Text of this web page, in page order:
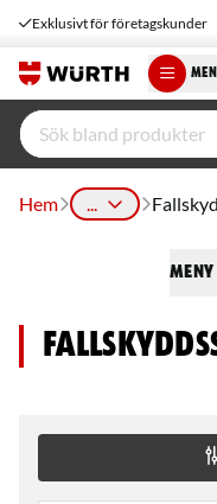
Exklusivt för företagskunder
Hem ...
Meny